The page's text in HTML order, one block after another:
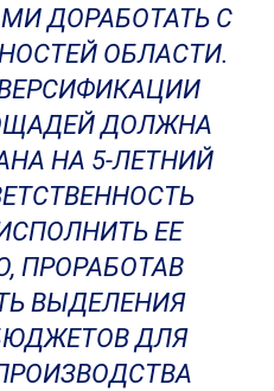
ДОРАБОТАТЬ С
ОБЛАСТИ.
ДОЛЖНА
НА 5-ЛЕТНИЙ
ЕЕ
ПРОРАБОТАВ
ВЫДЕЛЕНИЯ
ДЛЯ